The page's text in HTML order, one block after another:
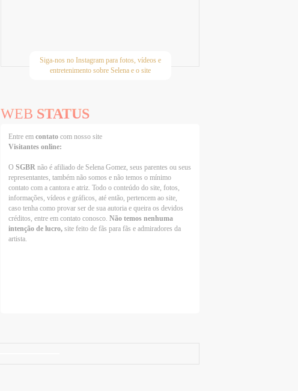
Siga-nos no Instagram para fotos, vídeos e
entretenimento sobre Selena e o site
WEB STATUS
Entre emcontatocom nosso site
Visitantes online:
OSGBR não é afiliado de Selena Gomez, seus parentes ou seus
representantes, também não somos e não temos o mínimo
contato com a cantora e atriz. Todo o conteúdo do site, fotos,
informações, vídeos e gráficos, até então, pertencem ao site,
caso tenha como provar ser de sua autoria e queira os devidos
créditos, entre em contato conosco.Não temos nenhuma
intenção de lucro,site feito de fãs para fãs e admiradores da
artista.